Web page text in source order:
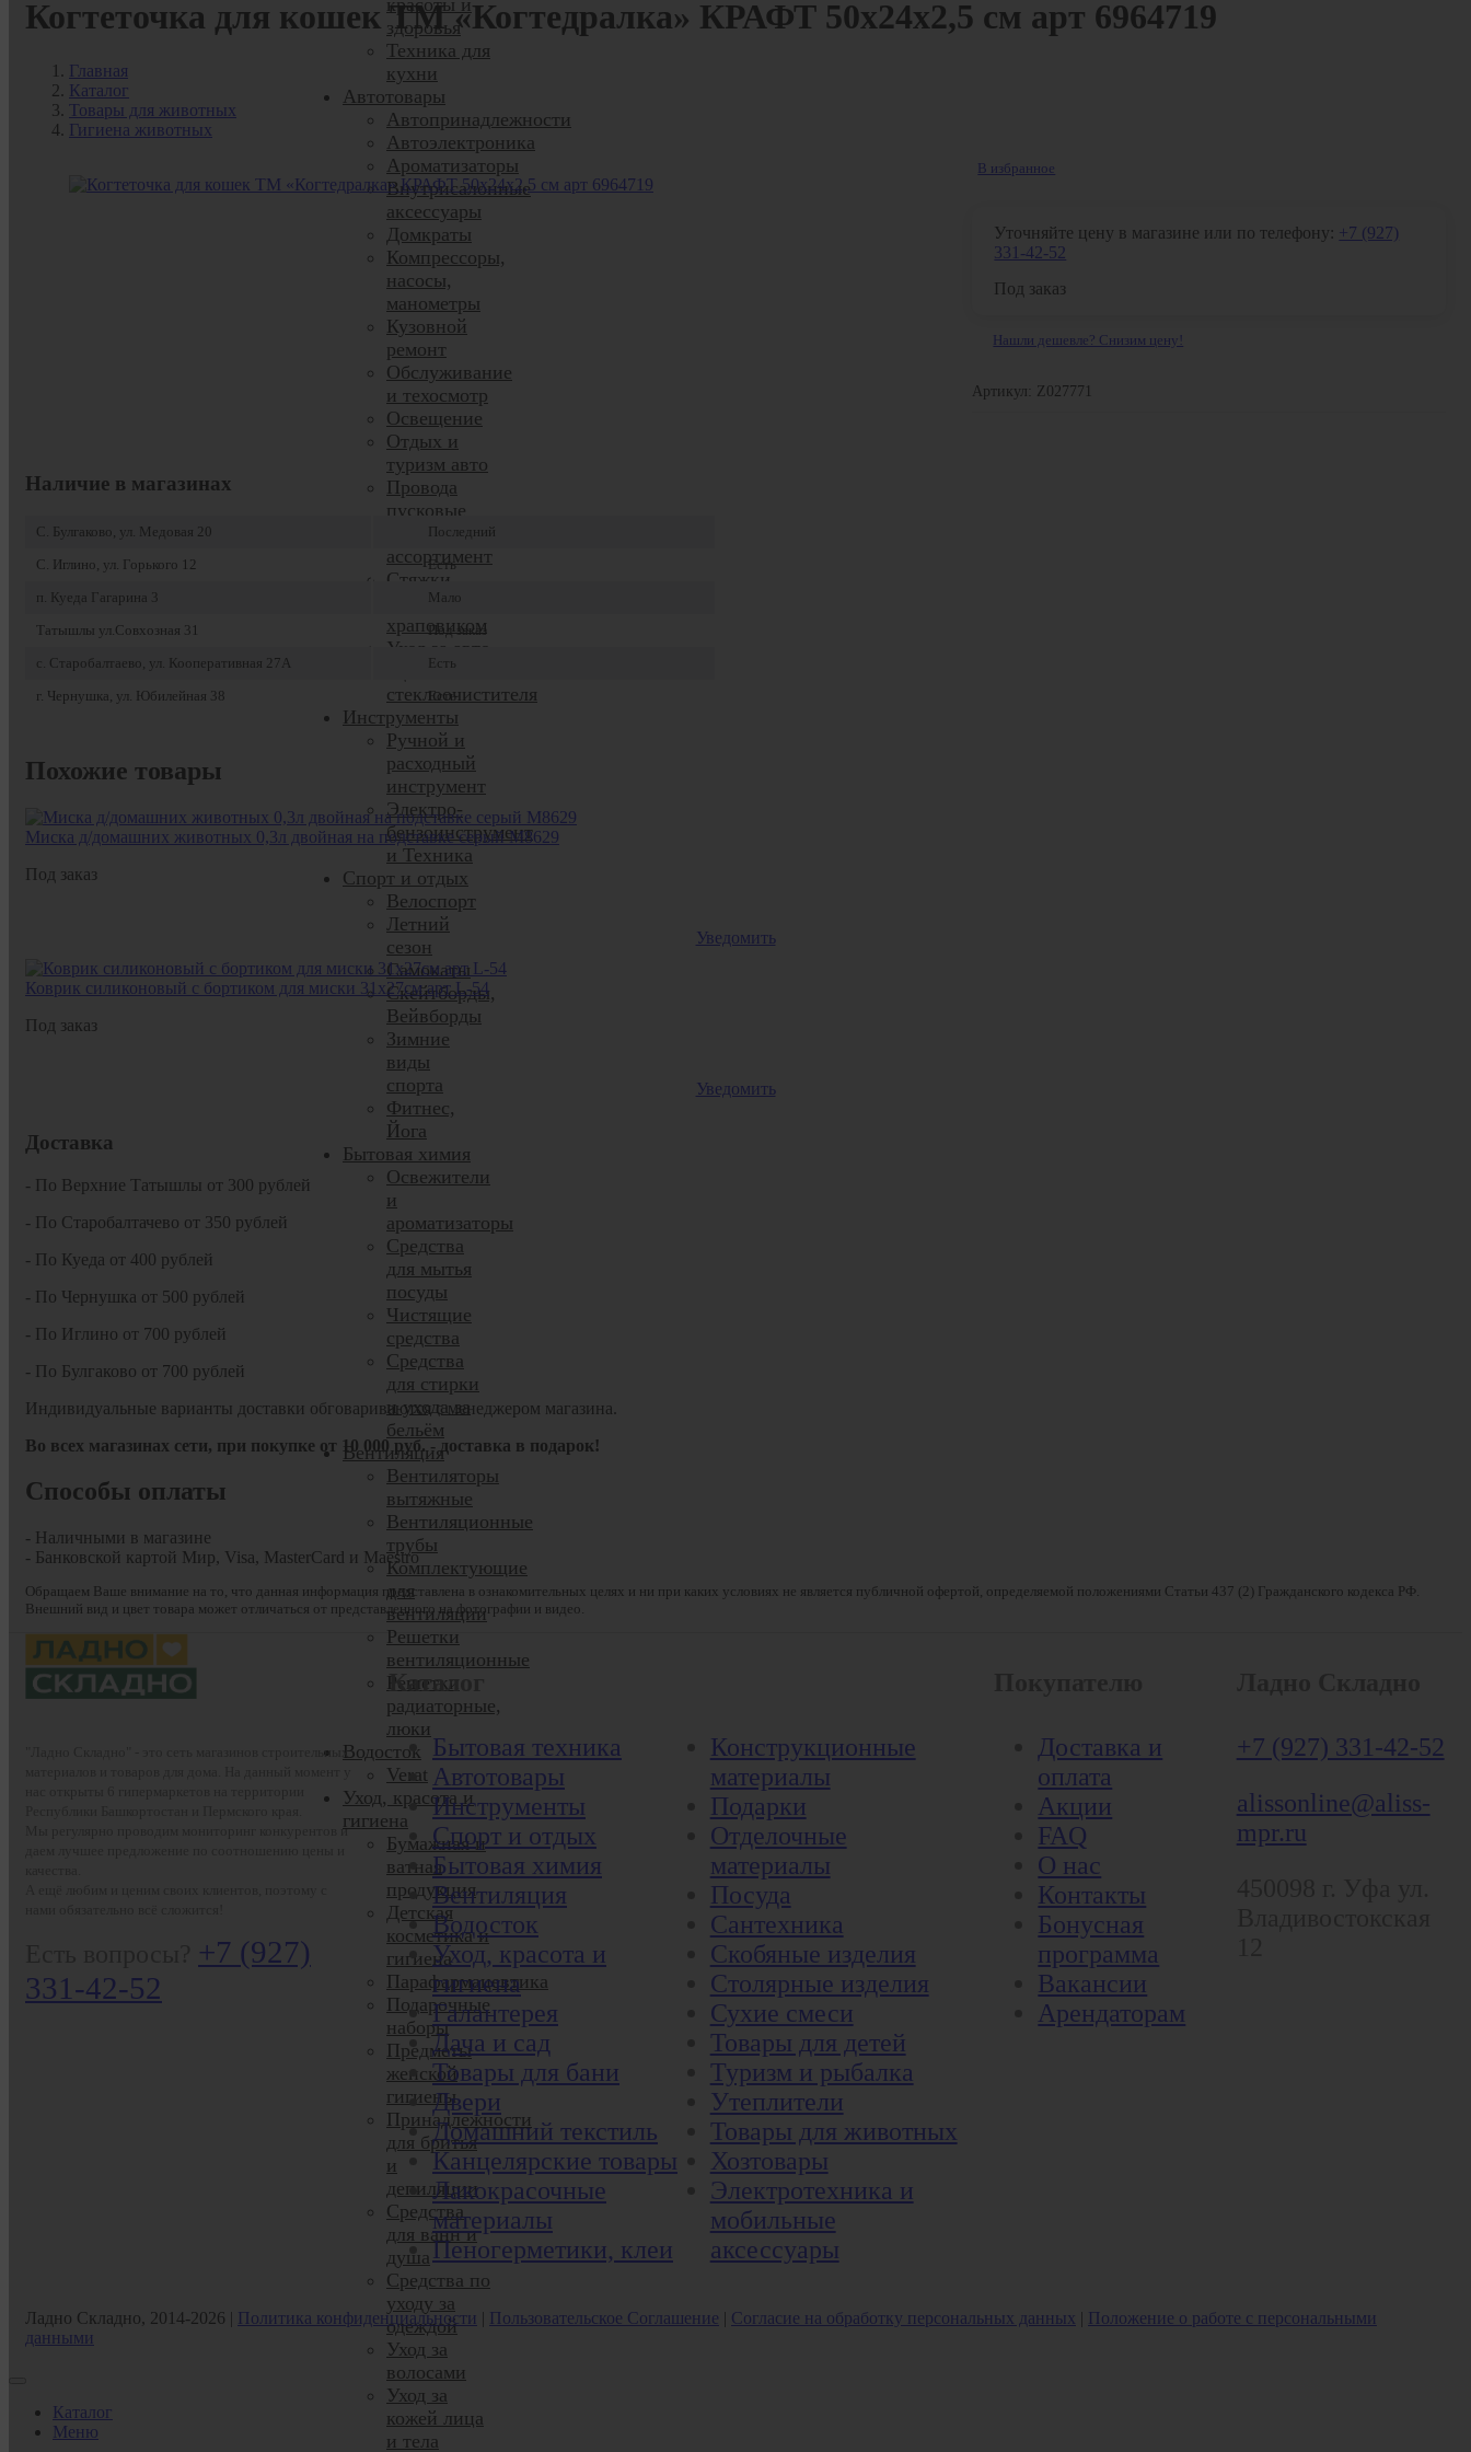
красоты и
здоровья
Техника для
кухни
Автотовары
Автопринадлежности
Автоэлектроника
Ароматизаторы
Внутрисалонные
аксессуары
Домкраты
Компрессоры,
насосы,
манометры
Кузовной
ремонт
Обслуживание
и техосмотр
Освещение
Отдых и
туризм авто
Провода
пусковые
Сезонный
ассортимент
Стяжки
груза с
храповиком
Уход за авто
Щетки
стеклоочистителя
Инструменты
Ручной и
расходный
инструмент
Электро-
бензоинструмент
и Техника
Спорт и отдых
Велоспорт
Летний
сезон
Самокаты
Скейтборды,
Вейвборды
Зимние
виды
спорта
Фитнес,
Йога
Бытовая химия
Освежители
и
ароматизаторы
Средства
для мытья
посуды
Чистящие
средства
Средства
для стирки
и ухода за
бельём
Вентиляция
Вентиляторы
вытяжные
Вентиляционные
трубы
Комплектующие
для
вентиляции
Решетки
вентиляционные
Решетки
радиаторные,
люки
Водосток
Verat
Уход, красота и
гигиена
Бумажная и
ватная
продукция
Детская
косметика и
гигиена
Парафармацевтика
Подарочные
наборы
Предметы
женской
гигиены
Принадлежности
для бритья
и
депиляции
Средства
для ванн и
душа
Средства по
уходу за
одеждой
Уход за
волосами
Уход за
кожей лица
и тела
Когтеточка для кошек ТМ «Когтедралка» КРАФТ 50х24х2,5 см арт 6964719
Главная
Каталог
Товары для животных
Гигиена животных
В избранное
Уточняйте цену в магазине или по телефону: +7 (927)
331-42-52
Под заказ
Нашли дешевле? Снизим цену!
Артикул: Z027771
Наличие в магазинах
С. Булгаково, ул. Медовая 20
Последний
С. Иглино, ул. Горького 12
Есть
п. Куеда Гагарина 3
Мало
Татышлы ул.Совхозная 31
Под заказ
с. Старобалтаево, ул. Кооперативная 27А
Есть
г. Чернушка, ул. Юбилейная 38
Есть
Похожие товары
Миска д/домашних животных 0,3л двойная на подставке серый М8629
Под заказ
Уведомить
Коврик силиконовый с бортиком для миски 31х27см арт L-54
Под заказ
Уведомить
Доставка
- По Верхние Татышлы от 300 рублей
- По Старобалтачево от 350 рублей
- По Куеда от 400 рублей
- По Чернушка от 500 рублей
- По Иглино от 700 рублей
- По Булгаково от 700 рублей
Индивидуальные варианты доставки обговариваются с менеджером магазина.
Во всех магазинах сети, при покупке от 10 000 руб. - доставка в подарок!
Способы оплаты
- Наличными в магазине
- Банковской картой Мир, Visa, MasterCard и Maestro
Обращаем Ваше внимание на то, что данная информация представлена в ознакомительных целях и ни при каких условиях не является публичной офертой, определяемой положениями Статьи 437 (2) Гражданского кодекса РФ.
Внешний вид и цвет товара может отличаться от представленного на фотографии и видео.
"Ладно Складно" - это сеть магазинов строительных
Мы регулярно проводим мониторинг конкурентов и
+7 (927)
331-42-52
Каталог
Бытовая техника
Автотовары
Инструменты
Спорт и отдых
Бытовая химия
Вентиляция
Водосток
Уход, красота и
гигиена
Галантерея
Дача и сад
Товары для бани
Двери
Домашний текстиль
Канцелярские товары
Лакокрасочные
материалы
Пеногерметики, клеи
Конструкционные
материалы
Подарки
Отделочные
материалы
Посуда
Сантехника
Скобяные изделия
Столярные изделия
Сухие смеси
Товары для детей
Туризм и рыбалка
Утеплители
Товары для животных
Хозтовары
Электротехника и
мобильные
аксессуары
Доставка и
оплата
Акции
FAQ
О нас
Контакты
Бонусная
программа
Вакансии
Арендаторам
+7 (927) 331-42-52
alissonline@aliss-
mpr.ru
Ладно Складно, 2014-2026 | Политика конфиденциальности | Пользовательское Соглашение | Согласие на обработку персональных данных | Положение о работе с персональными
данными
Каталог
Меню